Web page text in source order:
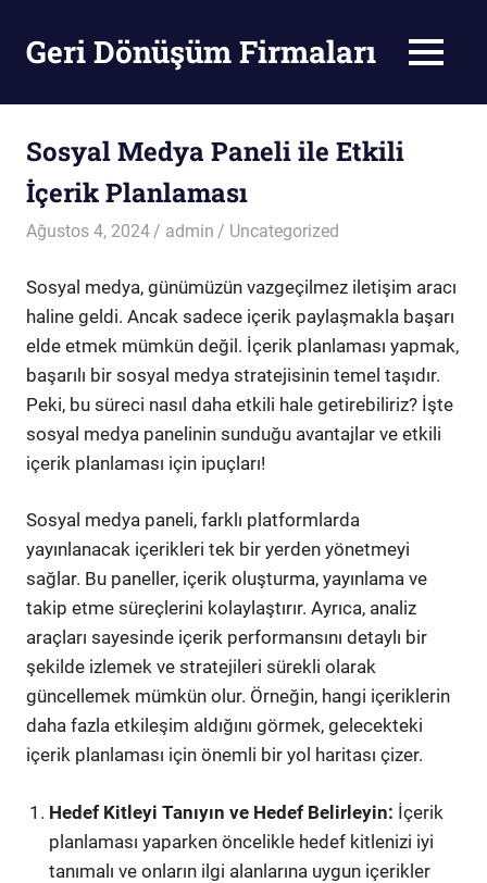
contentGeri Dönüşüm Firmaları
Firmaları
MENU
Sosyal Medya Paneli ile Etkili
İçerik Planlaması
Ağustos 4, 2024 admin Uncategorized
Sosyal medya, günümüzün vazgeçilmez iletişim aracı
haline geldi. Ancak sadece içerik paylaşmakla başarı
elde etmek mümkün değil. İçerik planlaması yapmak,
başarılı bir sosyal medya stratejisinin temel taşıdır.
Peki, bu süreci nasıl daha etkili hale getirebiliriz? İşte
sosyal medya panelinin sunduğu avantajlar ve etkili
içerik planlaması için ipuçları!
Sosyal medya paneli, farklı platformlarda
yayınlanacak içerikleri tek bir yerden yönetmeyi
sağlar. Bu paneller, içerik oluşturma, yayınlama ve
takip etme süreçlerini kolaylaştırır. Ayrıca, analiz
araçları sayesinde içerik performansını detaylı bir
şekilde izlemek ve stratejileri sürekli olarak
güncellemek mümkün olur. Örneğin, hangi içeriklerin
daha fazla etkileşim aldığını görmek, gelecekteki
içerik planlaması için önemli bir yol haritası çizer.
Hedef Kitleyi Tanıyın ve Hedef Belirleyin: İçerik
planlaması yaparken öncelikle hedef kitlenizi iyi
tanımalı ve onların ilgi alanlarına uygun içerikler